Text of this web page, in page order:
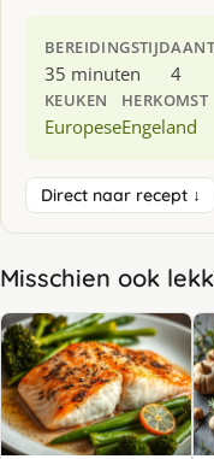
BEREIDINGSTIJD
35 minuten 4
KEUKEN
Europese
HERKOMST
Engeland
Direct naar recept ↓
Misschien ook